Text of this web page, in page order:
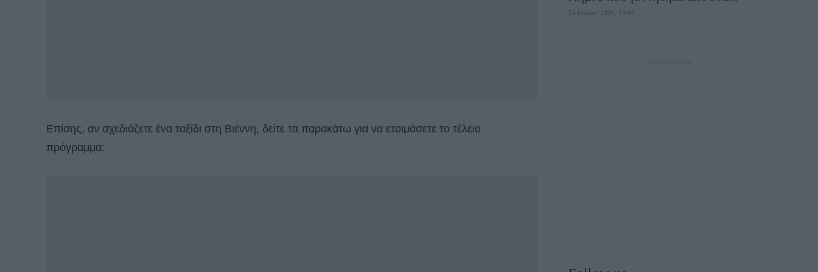
Επίσης, αν σχεδιάζετε ένα ταξίδι στη Βιέννη, δείτε τα παρακάτω για να ετοιμάσετε το τέλειο
πρόγραμμα:
24 Ιουλίου 2026, 13:00